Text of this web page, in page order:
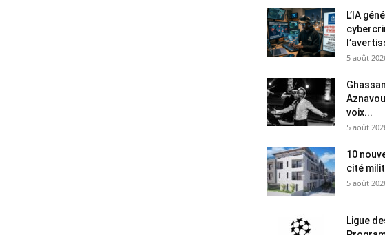
L’IA
5 août
voix...
5 août
10
cité
5 août
Ligue